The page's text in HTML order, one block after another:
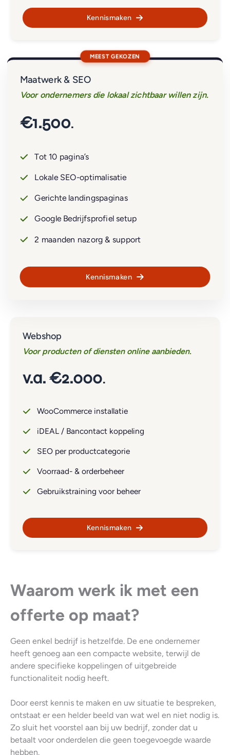
Kennismaken
Maatwerk & SEO
Voor ondernemers die lokaal zichtbaar willen zijn.
€1.500.
Tot 10 pagina’s
Lokale SEO-optimalisatie
Gerichte landingspaginas
Google Bedrijfsprofiel setup
2 maanden nazorg & support
Kennismaken
Webshop
Voor producten of diensten online aanbieden.
v.a. €2.000.
WooCommerce installatie
iDEAL / Bancontact koppeling
SEO per productcategorie
Voorraad- & orderbeheer
Gebruikstraining voor beheer
Kennismaken
Waarom werk ik met een
offerte op maat?
Geen enkel bedrijf is hetzelfde. De ene ondernemer
heeft genoeg aan een compacte website, terwijl de
andere specifieke koppelingen of uitgebreide
functionaliteit nodig heeft.
Door eerst kennis te maken en uw situatie te bespreken,
ontstaat er een helder beeld van wat wel en niet nodig is.
Zo sluit het voorstel aan bij uw bedrijf, zonder dat u
betaalt voor onderdelen die geen toegevoegde waarde
hebben.